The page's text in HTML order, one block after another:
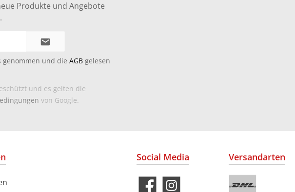
Produkte und Angebote
genommen und die AGB gelesen
und es gelten die
von Google.
Social Media Versandarten